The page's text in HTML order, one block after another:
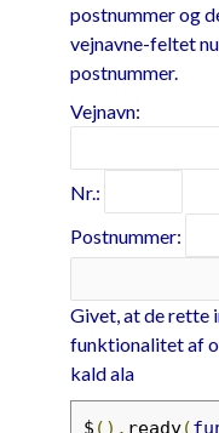
postnummer og
vejnavne-feltet
postnummer.
Vejnavn:
Nr.:
Postnummer:
Givet, at de rette
funktionalitet af
kald ala
$ (). ready(